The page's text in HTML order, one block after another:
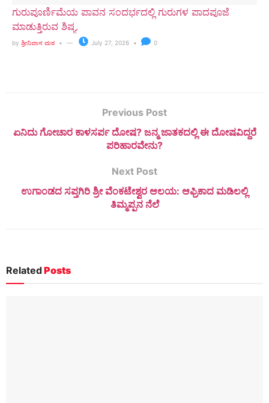
ಗುರುಪೂರ್ಣಿಮೆಯ ಪಾವನ ಸಂದರ್ಭದಲ್ಲಿ ಗುರುಗಳ ಪಾದಪೂಜೆ
ಮಾಡುತ್ತಿರುವ ಶಿಷ್ಯ.
by ಶ್ರೀನಿವಾಸ ಮಠ July 27, 2026 0
Previous Post
ಏನಿದು ಗೋಚಾರ ಕಾಳಸರ್ಪ ದೋಷ? ಜನ್ಮ ಜಾತಕದಲ್ಲಿ ಈ ದೋಷವಿದ್ದರೆ
ಪರಿಹಾರವೇನು?
Next Post
ಉಗಾಂಡದ ಸಪ್ತಗಿರಿ ಶ್ರೀ ವೆಂಕಟೇಶ್ವರ ಆಲಯ: ಆಫ್ರಿಕಾದ ಮಡಿಲಲ್ಲಿ
ತಿಮ್ಮಪ್ಪನ ನೆಲೆ
RelatedPosts